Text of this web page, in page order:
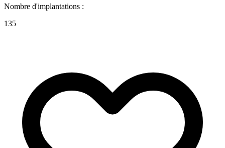
Nombre d'implantations :
135